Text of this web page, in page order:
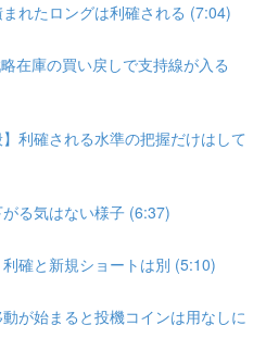
れたロングは利確される (7:04)
在庫の買い戻しで支持線が入る
利確される水準の把握だけはして
る気はない様子 (6:37)
確と新規ショートは別 (5:10)
が始まると投機コインは用なしに